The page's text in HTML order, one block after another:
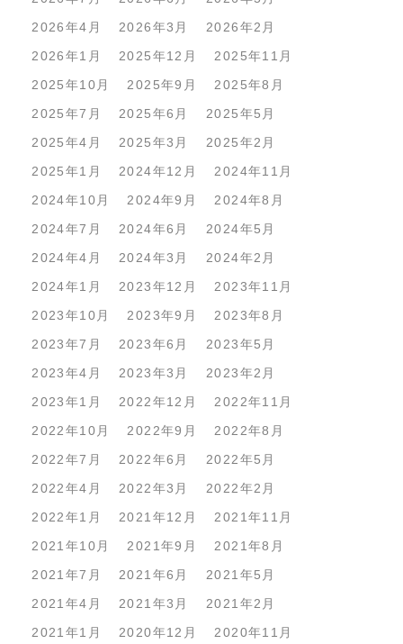
2026年4月
2026年3月
2026年2月
2026年1月
2025年12月
2025年11月
2025年10月
2025年9月
2025年8月
2025年7月
2025年6月
2025年5月
2025年4月
2025年3月
2025年2月
2025年1月
2024年12月
2024年11月
2024年10月
2024年9月
2024年8月
2024年7月
2024年6月
2024年5月
2024年4月
2024年3月
2024年2月
2024年1月
2023年12月
2023年11月
2023年10月
2023年9月
2023年8月
2023年7月
2023年6月
2023年5月
2023年4月
2023年3月
2023年2月
2023年1月
2022年12月
2022年11月
2022年10月
2022年9月
2022年8月
2022年7月
2022年6月
2022年5月
2022年4月
2022年3月
2022年2月
2022年1月
2021年12月
2021年11月
2021年10月
2021年9月
2021年8月
2021年7月
2021年6月
2021年5月
2021年4月
2021年3月
2021年2月
2021年1月
2020年12月
2020年11月